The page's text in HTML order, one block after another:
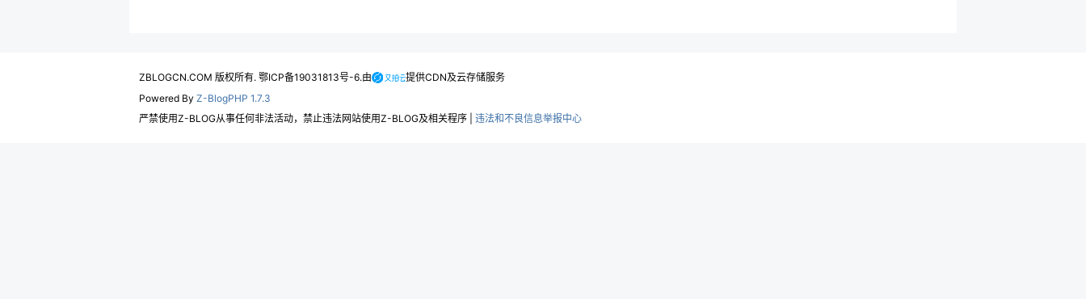
ZBLOGCN.COM 版权所有. 鄂ICP备19031813号-6.由
提供CDN及云存储服务
Powered By Z-BlogPHP 1.7.3
严禁使用Z-BLOG从事任何非法活动，禁止违法网站使用Z-BLOG及相关程序 | 违法和不良信息举报中心